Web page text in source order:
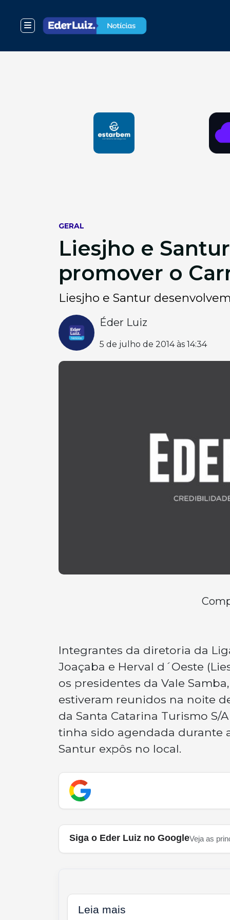
GERAL
Liesjho e
promover o
Liesjho e Santur
Éder Luiz
5 de julho de 2014 às 14:34
Integrantes da diretoria da
Joaçaba e Herval d´Oeste
os presidentes da Vale
estiveram reunidos na noite
da Santa Catarina Turismo S/
tinha sido agendada durante
Santur expôs no local.
Siga o Eder Luiz no GoogleVeja as
Leia mais